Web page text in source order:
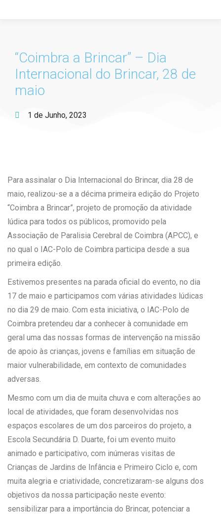
“Coimbra a Brincar” – Dia
Internacional do Brincar, 28 de
maio
1 de Junho, 2023
Para assinalar o Dia Internacional do Brincar, dia 28 de
maio, realizou-se a a décima primeira edição do Projeto
“Coimbra a Brincar”, projeto de promoção da atividade
lúdica para todos os públicos, promovido pela
Associação de Paralisia Cerebral de Coimbra (APCC), e
no qual o IAC-Polo de Coimbra participa desde a sua
primeira edição.
Estivemos presentes na parada oficial do evento, no dia
17 de maio e participamos com várias atividades lúdicas
no dia 29 de maio. Com esta iniciativa, o IAC-Polo de
Coimbra pretendeu dar a conhecer à comunidade em
geral uma das nossas formas de intervenção na missão
de apoio às crianças, jovens e famílias em situação de
maior vulnerabilidade, em contexto de comunidades
adversas.
Mesmo com um dia de muita chuva e com alterações ao
local de atividades, que foram desenvolvidas nos
espaços escolares de um dos parceiros do projeto, a
Escola Secundária D. Duarte, foi um evento muito
animado e participativo, com inúmeras visitas de
Crianças de Jardins de Infância e Primeiro Ciclo e, com
muita alegria e criatividade, concretizaram-se alguns dos
objetivos da nossa participação neste evento:
sensibilizar para a importância do Brincar, potenciar a